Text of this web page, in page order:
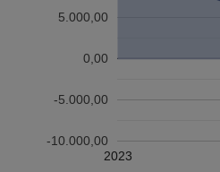
2023
-10.000,00
-5.000,00
0,00
5.000,00